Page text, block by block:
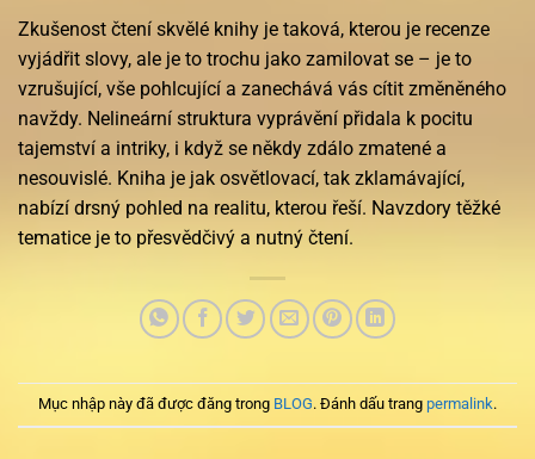
Zkušenost čtení skvělé knihy je taková, kterou je recenze
vyjádřit slovy, ale je to trochu jako zamilovat se – je to
vzrušující, vše pohlcující a zanechává vás cítit změněného
navždy. Nelineární struktura vyprávění přidala k pocitu
tajemství a intriky, i když se někdy zdálo zmatené a
nesouvislé. Kniha je jak osvětlovací, tak zklamávající,
nabízí drsný pohled na realitu, kterou řeší. Navzdory těžké
tematice je to přesvědčivý a nutný čtení.
Mục nhập này đã được đăng trong BLOG. Đánh dấu trang permalink.